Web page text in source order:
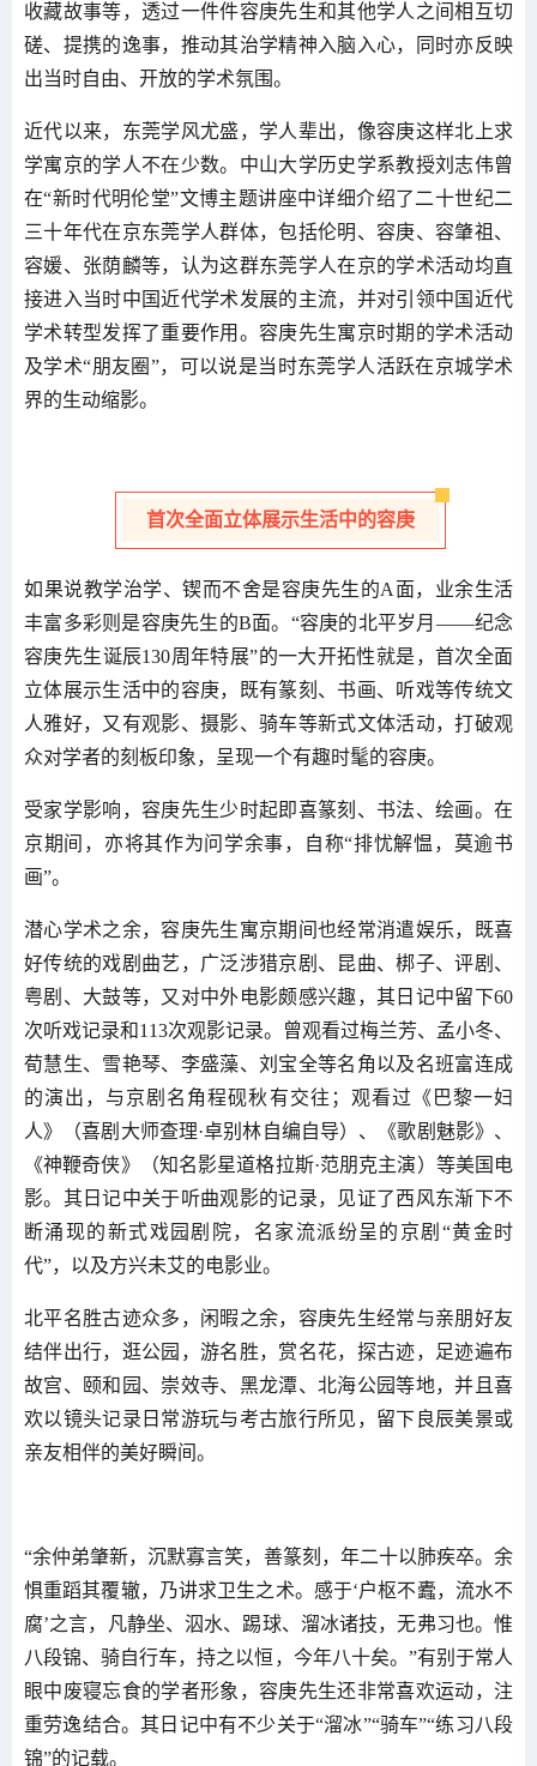
收藏故事等，透过一件件容庚先生和其他学人之间相互切
磋、提携的逸事，推动其治学精神入脑入心，同时亦反映
出当时自由、开放的学术氛围。
近代以来，东莞学风尤盛，学人辈出，像容庚这样北上求
学寓京的学人不在少数。中山大学历史学系教授刘志伟曾
在“新时代明伦堂”文博主题讲座中详细介绍了二十世纪二
三十年代在京东莞学人群体，包括伦明、容庚、容肇祖、
容媛、张荫麟等，认为这群东莞学人在京的学术活动均直
接进入当时中国近代学术发展的主流，并对引领中国近代
学术转型发挥了重要作用。容庚先生寓京时期的学术活动
及学术“朋友圈”，可以说是当时东莞学人活跃在京城学术
界的生动缩影。
首次全面立体展示生活中的容庚
如果说教学治学、锲而不舍是容庚先生的A面，业余生活
丰富多彩则是容庚先生的B面。“容庚的北平岁月——纪念
容庚先生诞辰130周年特展”的一大开拓性就是，首次全面
立体展示生活中的容庚，既有篆刻、书画、听戏等传统文
人雅好，又有观影、摄影、骑车等新式文体活动，打破观
众对学者的刻板印象，呈现一个有趣时髦的容庚。
受家学影响，容庚先生少时起即喜篆刻、书法、绘画。在
京期间，亦将其作为问学余事，自称“排忧解愠，莫逾书
画”。
潜心学术之余，容庚先生寓京期间也经常消遣娱乐，既喜
好传统的戏剧曲艺，广泛涉猎京剧、昆曲、梆子、评剧、
粤剧、大鼓等，又对中外电影颇感兴趣，其日记中留下60
次听戏记录和113次观影记录。曾观看过梅兰芳、孟小冬、
荀慧生、雪艳琴、李盛藻、刘宝全等名角以及名班富连成
的演出，与京剧名角程砚秋有交往；观看过《巴黎一妇
人》（喜剧大师查理·卓别林自编自导）、《歌剧魅影》、
《神鞭奇侠》（知名影星道格拉斯·范朋克主演）等美国电
影。其日记中关于听曲观影的记录，见证了西风东渐下不
断涌现的新式戏园剧院，名家流派纷呈的京剧“黄金时
代”，以及方兴未艾的电影业。
北平名胜古迹众多，闲暇之余，容庚先生经常与亲朋好友
结伴出行，逛公园，游名胜，赏名花，探古迹，足迹遍布
故宫、颐和园、崇效寺、黑龙潭、北海公园等地，并且喜
欢以镜头记录日常游玩与考古旅行所见，留下良辰美景或
亲友相伴的美好瞬间。
“余仲弟肇新，沉默寡言笑，善篆刻，年二十以肺疾卒。余
惧重蹈其覆辙，乃讲求卫生之术。感于‘户枢不蠹，流水不
腐’之言，凡静坐、泅水、踢球、溜冰诸技，无弗习也。惟
八段锦、骑自行车，持之以恒，今年八十矣。”有别于常人
眼中废寝忘食的学者形象，容庚先生还非常喜欢运动，注
重劳逸结合。其日记中有不少关于“溜冰”“骑车”“练习八段
锦”的记载。